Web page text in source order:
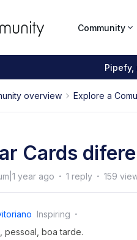
Community
Pipefy,
overview Explore a
Cards
year ago 1 reply 159
Inspiring
pessoal, boa tarde.